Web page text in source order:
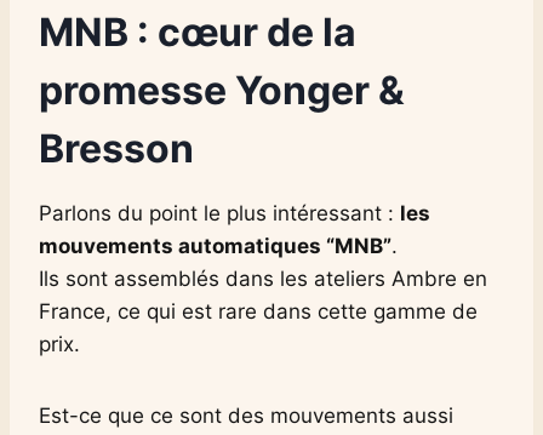
MNB : cœur de la
promesse Yonger &
Bresson
Parlons du point le plus intéressant : les
mouvements automatiques “MNB”.
Ils sont assemblés dans les ateliers Ambre en
France, ce qui est rare dans cette gamme de
prix.
Est-ce que ce sont des mouvements aussi